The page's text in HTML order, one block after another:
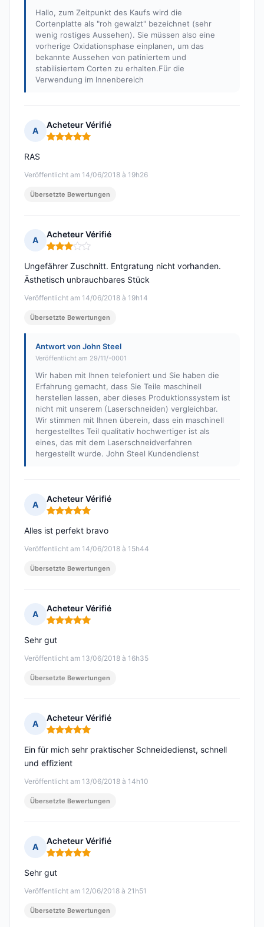
Hallo, zum Zeitpunkt des Kaufs wird die
Cortenplatte als "roh gewalzt" bezeichnet (sehr
wenig rostiges Aussehen). Sie müssen also eine
vorherige Oxidationsphase einplanen, um das
bekannte Aussehen von patiniertem und
stabilisiertem Corten zu erhalten.Für die
Verwendung im Innenbereich
A
Acheteur Vérifié
Hinweis: 5 von 5
Veröffentlicht am 14/06/2018 à 19h26
RAS
Übersetzte Bewertungen
A
Acheteur Vérifié
Hinweis: 3 von 5
Veröffentlicht am 14/06/2018 à 19h14
Ungefährer Zuschnitt. Entgratung nicht vorhanden.
Ästhetisch unbrauchbares Stück
Übersetzte Bewertungen
Antwort von John Steel
Veröffentlicht am 29/11/-0001
Wir haben mit Ihnen telefoniert und Sie haben die
Erfahrung gemacht, dass Sie Teile maschinell
herstellen lassen, aber dieses Produktionssystem ist
nicht mit unserem (Laserschneiden) vergleichbar.
Wir stimmen mit Ihnen überein, dass ein maschinell
hergestelltes Teil qualitativ hochwertiger ist als
eines, das mit dem Laserschneidverfahren
hergestellt wurde. John Steel Kundendienst
A
Acheteur Vérifié
Hinweis: 5 von 5
Veröffentlicht am 14/06/2018 à 15h44
Alles ist perfekt bravo
Übersetzte Bewertungen
A
Acheteur Vérifié
Hinweis: 5 von 5
Veröffentlicht am 13/06/2018 à 16h35
Sehr gut
Übersetzte Bewertungen
A
Acheteur Vérifié
Hinweis: 5 von 5
Veröffentlicht am 13/06/2018 à 14h10
Ein für mich sehr praktischer Schneidedienst, schnell
und effizient
Übersetzte Bewertungen
A
Acheteur Vérifié
Hinweis: 5 von 5
Veröffentlicht am 12/06/2018 à 21h51
Sehr gut
Übersetzte Bewertungen